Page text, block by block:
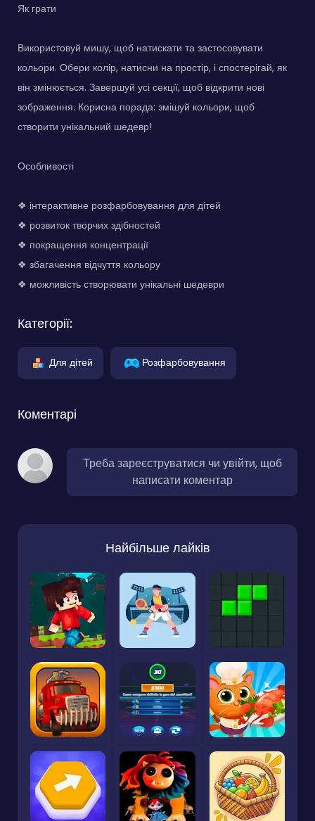
Як грати
Використовуй мишу, щоб натискати та застосовувати
кольори. Обери колір, натисни на простір, і спостерігай, як
він змінюється. Завершуй усі секції, щоб відкрити нові
зображення. Корисна порада: змішуй кольори, щоб
створити унікальний шедевр!
Особливості
❖ інтерактивне розфарбовування для дітей
❖ розвиток творчих здібностей
❖ покращення концентрації
❖ збагачення відчуття кольору
❖ можливість створювати унікальні шедеври
Категорії:
Для дітей Розфарбовування
Коментарі
Треба зареєструватися чи увійти, щоб
написати коментар
Найбільше лайків